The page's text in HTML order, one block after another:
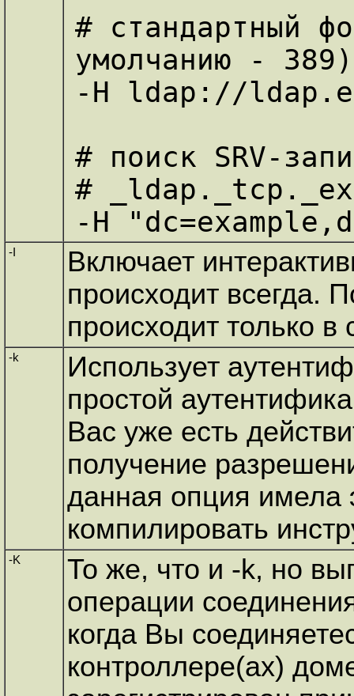
# стандартный
умолчанию - 389)
-H ldap://
# поиск SRV-
#
-I
Включает
происходит всегда.
происходит только
-k
Использует
простой
Вас уже есть
получение
данная опция
компилировать
-K
То же, что и -k, но
операции
когда Вы
контроллере(ах)